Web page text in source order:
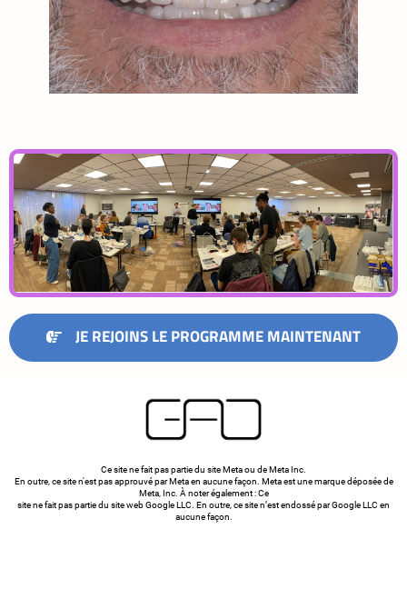
JE REJOINS LE PROGRAMME MAINTENANT
Ce site ne fait pas partie du site Meta ou de Meta Inc.
En outre, ce site n'est pas approuvé par Meta en aucune façon. Meta est une marque déposée de
Meta, Inc. À noter également : Ce
site ne fait pas partie du site web Google LLC. En outre, ce site n’est endossé par Google LLC en
aucune façon.